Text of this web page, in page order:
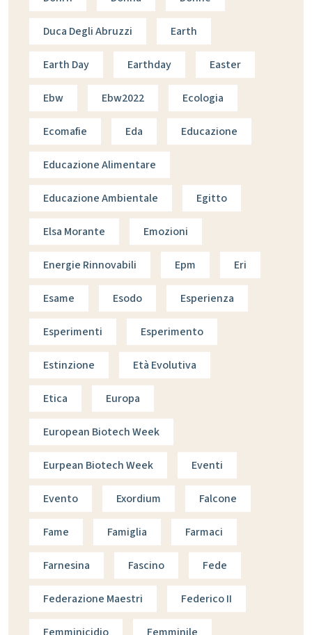
Duca Degli Abruzzi Earth
Earth Day Earthday Easter
Ebw Ebw2022 Ecologia
Ecomafie Eda Educazione
Educazione Alimentare
Educazione Ambientale Egitto
Elsa Morante Emozioni
Energie Rinnovabili Epm Eri
Esame Esodo Esperienza
Esperimenti Esperimento
Estinzione Età Evolutiva
Etica Europa
European Biotech Week
Eurpean Biotech Week Eventi
Evento Exordium Falcone
Fame Famiglia Farmaci
Farnesina Fascino Fede
Federazione Maestri Federico II